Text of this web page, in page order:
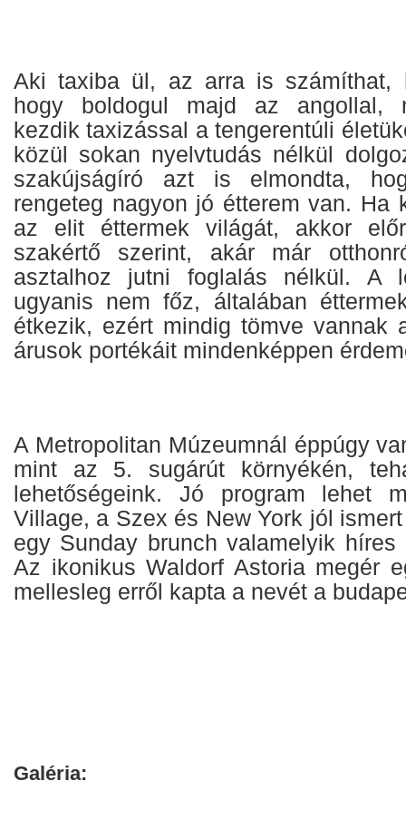
Aki taxiba ül, az arra is számíthat,
hogy boldogul majd az angollal,
kezdik taxizással a tengerentúli
közül sokan nyelvtudás nélkül
szakújságíró azt is elmondta,
rengeteg nagyon jó étterem van. Ha
az elit éttermek világát, akkor
szakértő szerint, akár már
asztalhoz jutni foglalás nélkül. A
ugyanis nem főz, általában
étkezik, ezért mindig tömve vannak
árusok portékáit mindenképpen
A Metropolitan Múzeumnál éppúgy
mint az 5. sugárút környékén,
lehetőségeink. Jó program lehet
Village, a Szex és New York jól
egy Sunday brunch valamelyik híres
Az ikonikus Waldorf Astoria megér
mellesleg erről kapta a nevét a
Galéria: